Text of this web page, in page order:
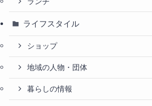
ライフスタイル
ショップ
地域の人物・団体
暮らしの情報